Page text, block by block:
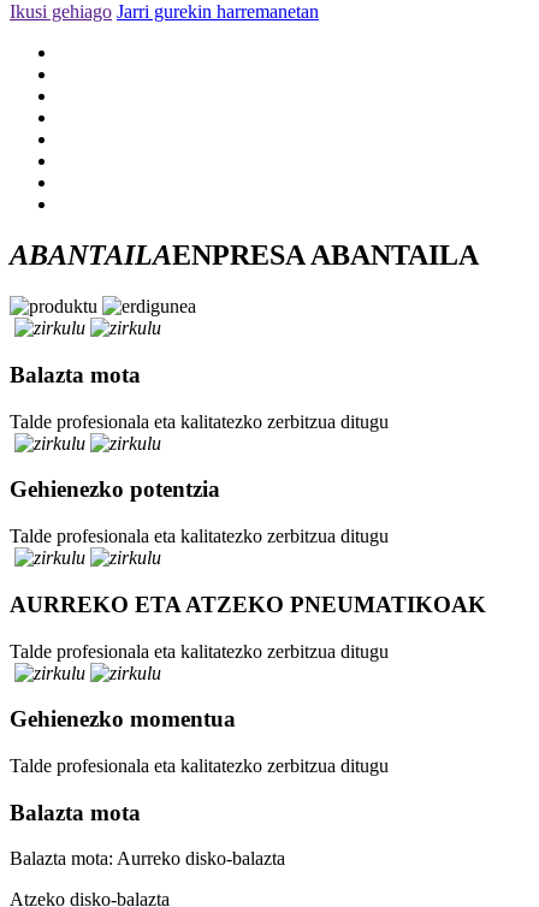
Ikusi gehiago Jarri gurekin harremanetan
ABANTAILAENPRESA ABANTAILA
Balazta mota
Talde profesionala eta kalitatezko zerbitzua ditugu
Gehienezko potentzia
Talde profesionala eta kalitatezko zerbitzua ditugu
AURREKO ETA ATZEKO PNEUMATIKOAK
Talde profesionala eta kalitatezko zerbitzua ditugu
Gehienezko momentua
Talde profesionala eta kalitatezko zerbitzua ditugu
Balazta mota
Balazta mota: Aurreko disko-balazta
Atzeko disko-balazta